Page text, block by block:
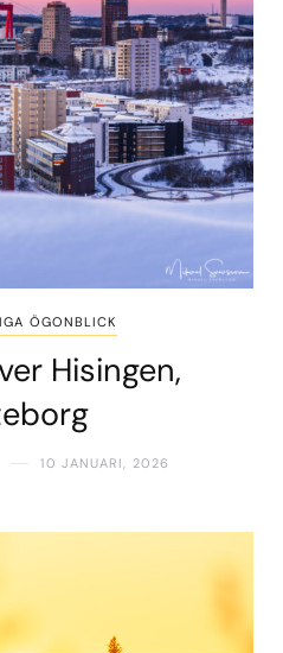
ÖGONBLICK
Hisingen,
10 JANUARI, 2026